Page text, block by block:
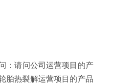
：请问公司运营项目的产
胎热裂解运营项目的产品